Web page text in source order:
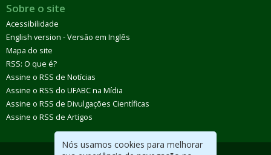
Nós usamos cookies para melhorar
Sobre o site
Acessibilidade
English version - Versão em Inglês
Mapa do site
RSS: O que é?
Assine o RSS de Notícias
Assine o RSS do UFABC na Mídia
Assine o RSS de Divulgações Científicas
Assine o RSS de Artigos